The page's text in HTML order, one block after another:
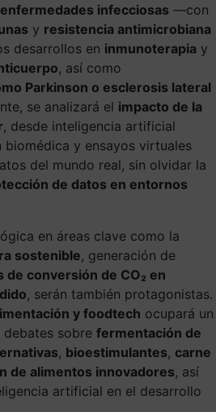
enfermedades infecciosas —con
y resistencia antimicrobiana
desarrollos en inmunoterapia y
, así como
Parkinson o esclerosis lateral
se analizará el impacto de la
, desde inteligencia artificial
y ensayos virtuales
del mundo real, sin olvidar la
de datos en entornos
en áreas clave como la
sostenible, generación de
de conversión de CO₂ en
, serán también protagonistas.
y foodtech ocupará un
sobre fermentación de
, bioestimulantes, carne
de alimentos innovadores, así
artificial en el desarrollo